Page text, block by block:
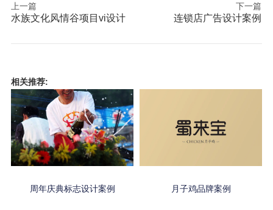
上一篇
水族文化风情谷项目vi设计
下一篇
连锁店广告设计案例
相关推荐:
周年庆典标志设计案例 月子鸡品牌案例